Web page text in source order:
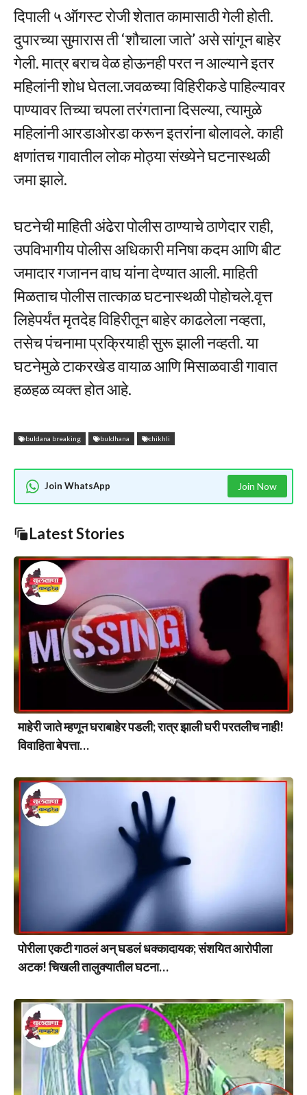
दिपाली ५ ऑगस्ट रोजी शेतात कामासाठी गेली होती.
दुपारच्या सुमारास ती ‘शौचाला जाते’ असे सांगून बाहेर
गेली. मात्र बराच वेळ होऊनही परत न आल्याने इतर
महिलांनी शोध घेतला.जवळच्या विहिरीकडे पाहिल्यावर
पाण्यावर तिच्या चपला तरंगताना दिसल्या, त्यामुळे
महिलांनी आरडाओरडा करून इतरांना बोलावले. काही
क्षणांतच गावातील लोक मोठ्या संख्येने घटनास्थळी
जमा झाले.
घटनेची माहिती अंढेरा पोलीस ठाण्याचे ठाणेदार राही,
उपविभागीय पोलीस अधिकारी मनिषा कदम आणि बीट
जमादार गजानन वाघ यांना देण्यात आली. माहिती
मिळताच पोलीस तात्काळ घटनास्थळी पोहोचले.वृत्त
लिहेपर्यंत मृतदेह विहिरीतून बाहेर काढलेला नव्हता,
तसेच पंचनामा प्रक्रियाही सुरू झाली नव्हती. या
घटनेमुळे टाकरखेड वायाळ आणि मिसाळवाडी गावात
हळहळ व्यक्त होत आहे.
buldana breaking buldhana chikhli
Join WhatsApp Join Now
Latest Stories
माहेरी जाते म्हणून घराबाहेर पडली; रात्र झाली घरी परतलीच नाही!
विवाहिता बेपत्ता…
पोरीला एकटी गाठलं अन् घडलं धक्कादायक; संशयित आरोपीला
अटक! चिखली तालुक्यातील घटना…